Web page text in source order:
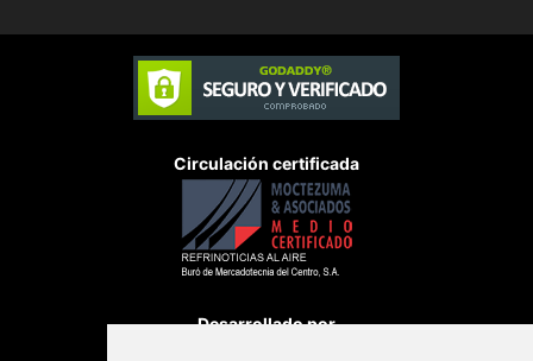
Circulación certificada
Desarrollado por